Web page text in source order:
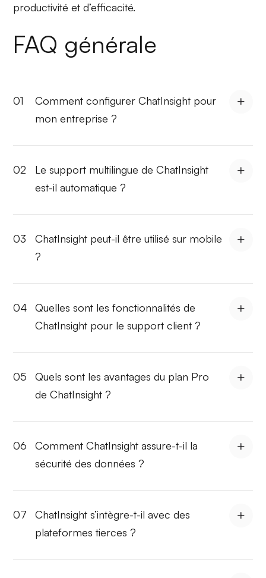
productivité et d’efficacité.
FAQ générale
01
Comment configurer ChatInsight pour
mon entreprise ?
02
Le support multilingue de ChatInsight
est-il automatique ?
03
ChatInsight peut-il être utilisé sur mobile
?
04
Quelles sont les fonctionnalités de
ChatInsight pour le support client ?
05
Quels sont les avantages du plan Pro
de ChatInsight ?
06
Comment ChatInsight assure-t-il la
sécurité des données ?
07
ChatInsight s’intègre-t-il avec des
plateformes tierces ?